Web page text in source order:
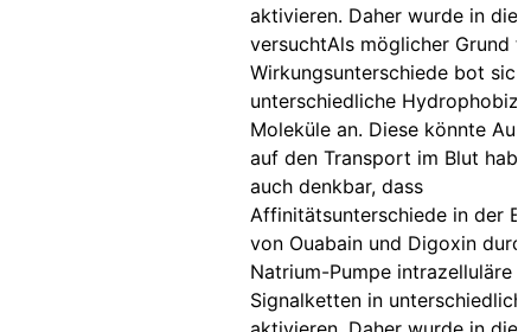
aktivieren. Daher wurde in
versuchtAls möglicher Grund
Wirkungsunterschiede bot
unterschiedliche
Moleküle an. Diese könnte
auf den Transport im Blut
auch denkbar, dass
Affinitätsunterschiede in der
von Ouabain und Digoxin
Natrium-Pumpe intrazelluläre
Signalketten in